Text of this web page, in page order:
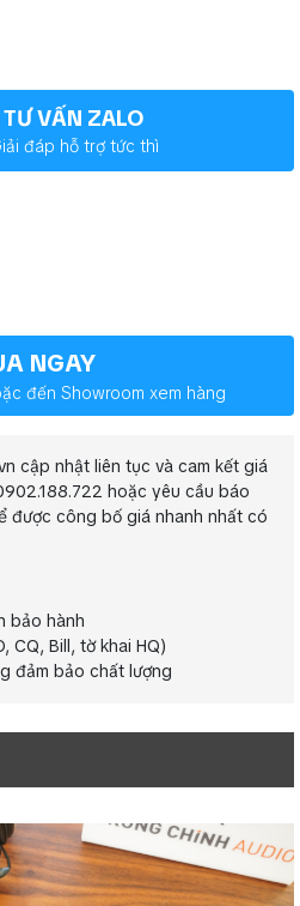
TƯ VẤN ZALO
đáp hỗ trợ tức thì
NGAY
đến Showroom xem hàng
cập nhật liên tục và cam kết giá
hoặc yêu cầu báo
được công bố giá nhanh nhất có
bảo hành
CQ, Bill, tờ khai HQ)
đảm bảo chất lượng